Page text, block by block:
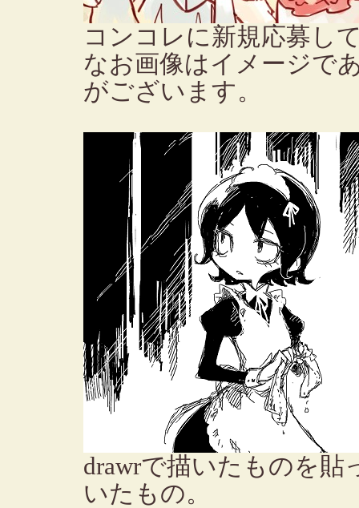
コンコレに新規応募し
なお画像はイメージで
がございます。
drawrで描いたものを
いたもの。